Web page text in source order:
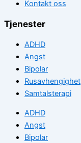
Kontakt oss
Tjenester
ADHD
Angst
Bipolar
Rusavhengighet
Samtalsterapi
ADHD
Angst
Bipolar